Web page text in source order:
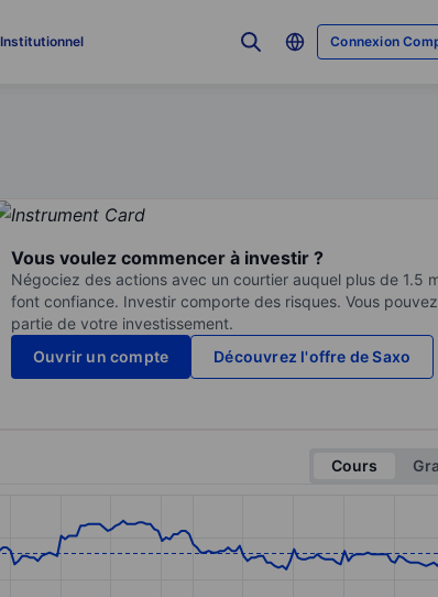
Institutionnel Connexion
Vous voulez commencer à investir ?
Négociez des actions avec un courtier auquel plus de 1.5
font confiance. Investir comporte des risques. Vous
partie de votre investissement.
Ouvrir un compte
Découvrez l'offre de Saxo
Cours